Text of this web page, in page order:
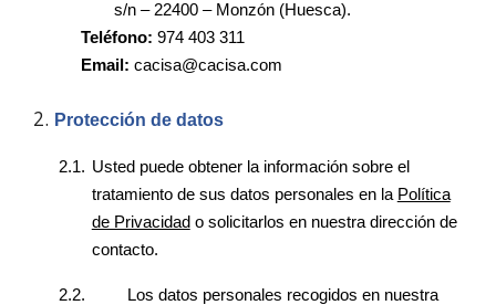
s/n – 22400 – Monzón (Huesca).
Teléfono: 974 403 311
Email: cacisa@cacisa.com
Protección de datos
2.1. Usted puede obtener la información sobre el
tratamiento de sus datos personales en la Política
de Privacidad o solicitarlos en nuestra dirección de
contacto.
2.2.
Los datos personales recogidos en nuestra